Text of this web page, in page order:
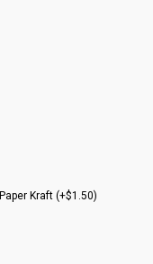
Paper Kraft (+$1.50)